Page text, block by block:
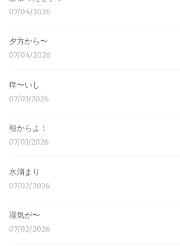
07/04/2026
夕方から〜
07/04/2026
痒〜いし
07/03/2026
朝からよ！
07/03/2026
水溜まり
07/02/2026
湿気が〜
07/02/2026